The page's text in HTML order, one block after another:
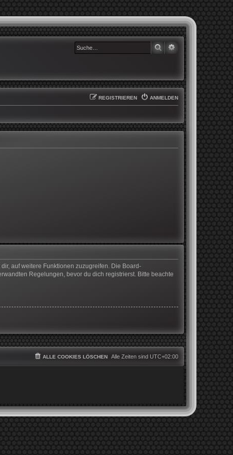
SUCHE
ANMELDEN
REGISTRIEREN
auf weitere Funktionen zuzugreifen. Die Board-
Regelungen, bevor du dich registrierst. Bitte beachte
Alle Zeiten sind UTC+02:00
ALLE COOKIES LÖSCHEN